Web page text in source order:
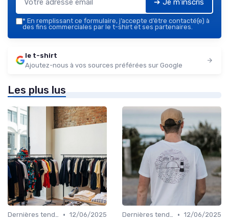
➔ Je m'inscris
* En remplissant ce formulaire, j’accepte d’être contacté(e) à
des fins commerciales par le t-shirt et ses partenaires.
le t-shirt
Ajoutez-nous à vos sources préférées sur Google
Les plus lus
Dernières tendances • 12/06/2025
Dernières tendances • 12/06/2025